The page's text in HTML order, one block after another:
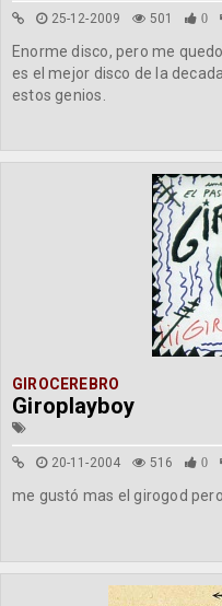
25-12-2009 501 0
Enorme disco, pero me
es el mejor disco de la
estos genios.
GIROCEREBRO
Giroplayboy
20-11-2004 516 0
me gustó mas el girogod